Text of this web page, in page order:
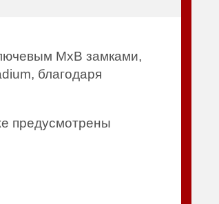
MxB замками,
благодаря
предусмотрены